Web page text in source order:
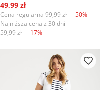
49,99 zł
Cena regularna 99,99 zł
-50%
Najniższa cena z 30 dni
59,99 zł
-17%